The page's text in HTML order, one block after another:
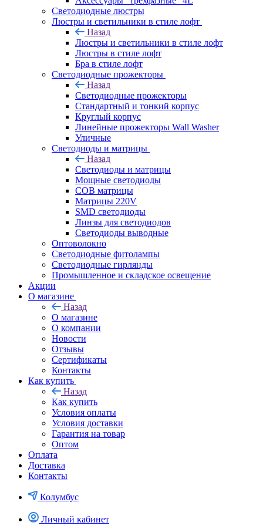
Светодиодные люстры
Люстры и светильники в стиле лофт
Назад
Люстры и светильники в стиле лофт
Люстры в стиле лофт
Бра в стиле лофт
Светодиодные прожекторы
Назад
Светодиодные прожекторы
Стандартный и тонкий корпус
Круглый корпус
Линейные прожекторы Wall Washer
Уличные
Светодиоды и матрицы
Назад
Светодиоды и матрицы
Мощные светодиоды
COB матрицы
Матрицы 220V
SMD светодиоды
Линзы для светодиодов
Светодиоды выводные
Оптоволокно
Светодиодные фитолампы
Светодиодные гирлянды
Промышленное и складское освещение
Акции
О магазине
Назад
О магазине
О компании
Новости
Отзывы
Сертификаты
Контакты
Как купить
Назад
Как купить
Условия оплаты
Условия доставки
Гарантия на товар
Оптом
Оплата
Доставка
Контакты
Колумбус
Личный кабинет